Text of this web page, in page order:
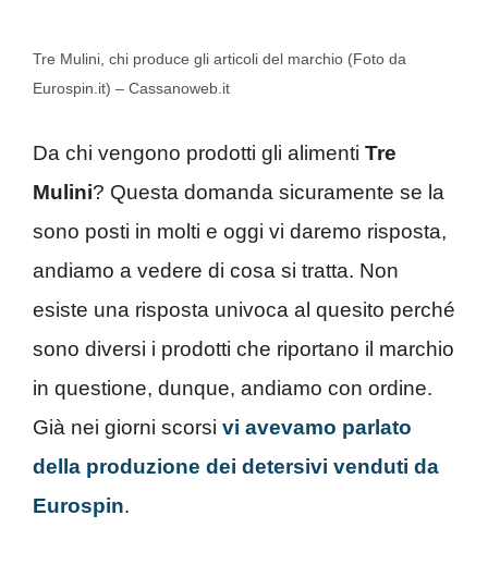
Tre Mulini, chi produce gli articoli del marchio (Foto da
Eurospin.it) – Cassanoweb.it
Da chi vengono prodotti gli alimenti Tre
Mulini? Questa domanda sicuramente se la
sono posti in molti e oggi vi daremo risposta,
andiamo a vedere di cosa si tratta. Non
esiste una risposta univoca al quesito perché
sono diversi i prodotti che riportano il marchio
in questione, dunque, andiamo con ordine.
Già nei giorni scorsi vi avevamo parlato
della produzione dei detersivi venduti da
Eurospin.